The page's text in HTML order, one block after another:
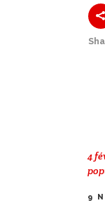
4
9